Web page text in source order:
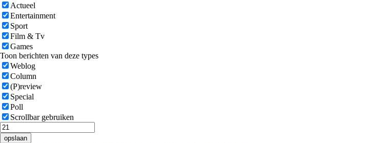
Actueel
Entertainment
Sport
Film & Tv
Games
Toon berichten van deze types
Weblog
Column
(P)review
Special
Poll
Scrollbar gebruiken
opslaan